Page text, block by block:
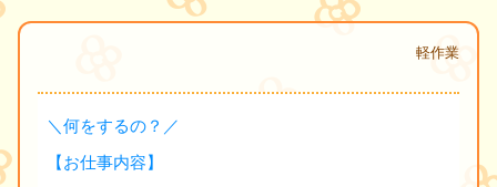
軽作業
＼何をするの？／
【お仕事内容】